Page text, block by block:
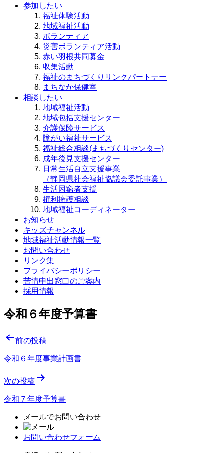
参加したい
福祉体験活動
地域福祉活動
ボランティア
災害ボランティア活動
赤い羽根共同募金
収集活動
福祉のまちづくりリンクパートナー
まちなか保健室
相談したい
地域福祉活動
地域包括支援センター
介護保険サービス
障がい福祉サービス
福祉総合相談(まちづくりセンター)
成年後見支援センター
日常生活自立支援事業
（静岡県社会福祉協議会委託事業）
生活困窮者支援
権利擁護相談
地域福祉コーディネーター
お知らせ
キッズチャンネル
地域福祉活動情報一覧
お問い合わせ
リンク集
プライバシーポリシー
苦情申出窓口のご案内
採用情報
令和６年度予算書
投
稿
ビ
ゲ
前の投稿
令和６年度事業計画書
次の投稿
令和７年度予算書
メールでお問い合わせ
お問い合わせフォーム